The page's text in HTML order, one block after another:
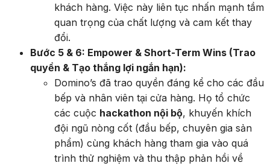
khách hàng. Việc này liên tục nhấn mạnh tầm
quan trọng của chất lượng và cam kết thay
đổi.
Bước 5 & 6: Empower & Short-Term Wins (Trao
quyền & Tạo thắng lợi ngắn hạn):
Domino’s đã trao quyền đáng kể cho các đầu
bếp và nhân viên tại cửa hàng. Họ tổ chức
các cuộc hackathon nội bộ, khuyến khích
đội ngũ nòng cốt (đầu bếp, chuyên gia sản
phẩm) cùng khách hàng tham gia vào quá
trình thử nghiệm và thu thập phản hồi về